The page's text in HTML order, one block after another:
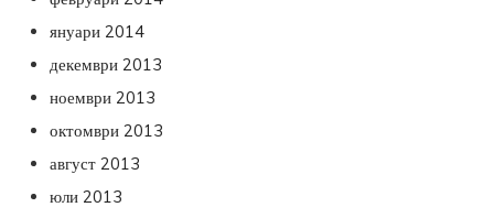
януари 2014
декември 2013
ноември 2013
октомври 2013
август 2013
юли 2013